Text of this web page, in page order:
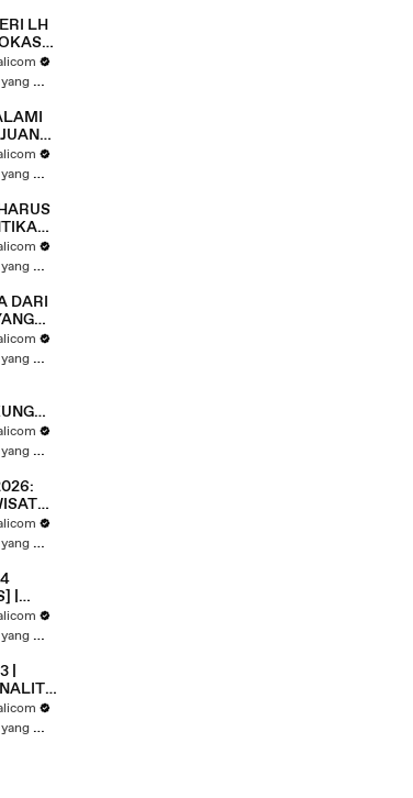
LH
2 bulan yang lalu
2 bulan yang lalu
350
2 bulan yang lalu
DARI
2 bulan yang lalu
3 bulan yang lalu
4 bulan yang lalu
|
TURIS
4 bulan yang lalu
|
4 bulan yang lalu